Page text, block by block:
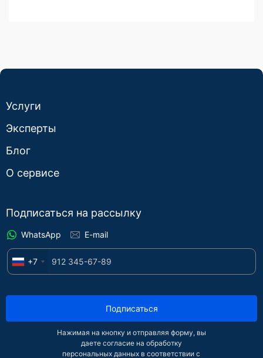
Услуги
Эксперты
Блог
О сервисе
Подписаться на рассылку
WhatsApp E-mail
+7
Подписаться
Нажимая на кнопку и отправляя форму, вы
даете согласие на обработку
персональных данных в соответствии с